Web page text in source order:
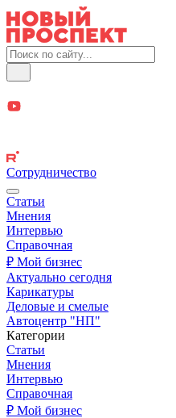
Сотрудничество
Статьи
Мнения
Интервью
Справочная
₽ Мой бизнес
Актуально сегодня
Карикатуры
Деловые и смелые
Автоцентр "НП"
Категории
Статьи
Мнения
Интервью
Справочная
₽ Мой бизнес